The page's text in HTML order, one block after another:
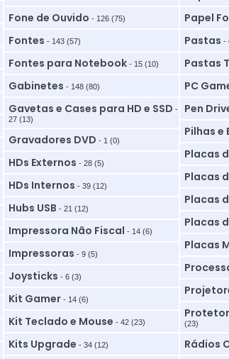
Fone de Ouvido - 126 (75)
Fontes - 143 (57)
Fontes para Notebook- 15 (10)
Gabinetes - 148 (80)
Gavetas e Cases para HD e SSD -
27 (13)
Gravadores DVD - 1 (0)
HDs Externos - 28 (5)
HDs Internos - 39 (12)
Hubs USB - 21 (12)
Impressora Não Fiscal - 14 (6)
Impressoras - 9 (5)
Joysticks - 6 (3)
Kit Gamer- 14 (6)
Kit Teclado e Mouse - 42 (23)
Kits Upgrade - 34 (12)
Papel
Pastas -
Pastas
PC
Pen
Pilhas e
Placas
Placas
Placas
Placas
Placas
(23)
Rádios